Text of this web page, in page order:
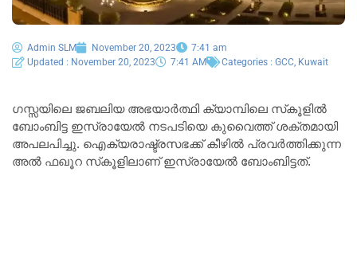
Admin SLM November 20, 2023
7:41 am
Updated : November 20, 2023
7:41 AM Categories : GCC Kuwait
ഗസ്സയിലെ ജബലിയ അഭയാർത്ഥി ക്യാമ്പിലെ സ്‌കൂളിൽ
ബോംബിട്ട ഇസ്രായേൽ നടപടിയെ കുവൈത്ത് ശക്തമായി
അപലപിച്ചു. ഐക്യരാഷ്ട്രസഭക്ക് കീഴിൽ പ്രവർത്തിക്കുന്ന
അൽ ഫഖൂറ സ്‌കൂളിലാണ് ഇസ്രായേൽ ബോംബിട്ടത്.